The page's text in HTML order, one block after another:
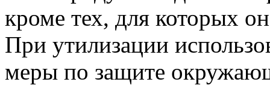
кроме тех, для которых
При утилизации
меры по защите